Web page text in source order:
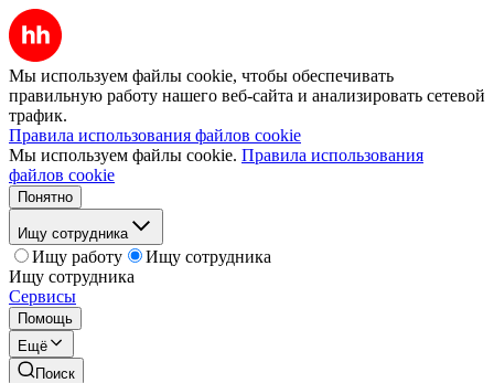
Мы используем файлы cookie, чтобы обеспечивать
правильную работу нашего веб-сайта и анализировать сетевой
трафик.
Правила использования файлов cookie
Мы используем файлы cookie. Правила использования
файлов cookie
Понятно
Ищу сотрудника
Ищу работу
Ищу сотрудника
Ищу сотрудника
Сервисы
Помощь
Ещё
Поиск